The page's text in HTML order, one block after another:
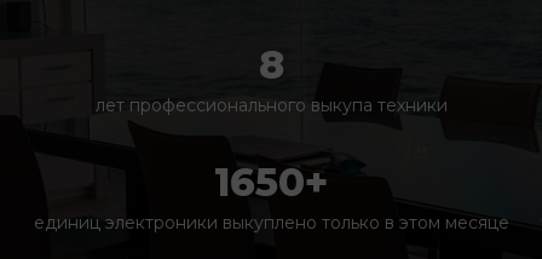
8
лет профессионального выкупа техники
1650+
единиц электроники выкуплено только в этом месяце